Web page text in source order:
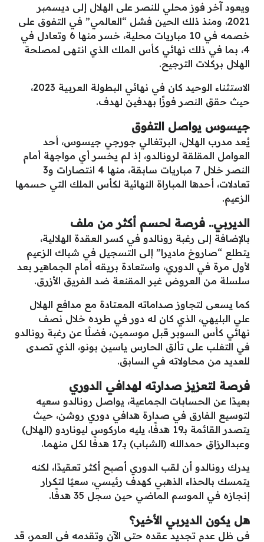
ويعود آخر فوز محلي للنصر على الهلال إلى ديسمبر
2021، ومنذ ذلك الحين فشل “العالمي” في التفوق على
خصمه في 10 مباريات محلية، خسر منها 6 وتعادل في
4، بما في ذلك نهائي كأس الملك الذي انتهى لمصلحة
الهلال بركلات الترجيح.
الاستثناء الوحيد كان في نهائي البطولة العربية 2023،
حيث حقق النصر فوزًا بهدفين لهدف.
جيسوس يواصل التفوق
يُعد مدرب الهلال، البرتغالي جورجي جيسوس، أحد
العوامل المقلقة لرونالدو، إذ لم يخسر أي مواجهة أمام
النصر خلال 7 مباريات سابقة، منها 4 انتصارات و3
تعادلات، أحدها المباراة النهائية لكأس الملك التي حسمها
الزعيم.
الديربي.. فرصة لحسم أكثر من ملف
بالإضافة إلى رغبة رونالدو في كسر العقدة الهلالية،
يتطلع “صاروخ ماديرا” إلى التسجيل في شباك الزعيم
لأول مرة في الدوري، واستعادة بريقه أمام الجماهير بعد
سلسلة من العروض غير المقنعة ضد الفريق الأزرق.
كما يسعى لتجاوز صداماته المعتادة مع مدافع الهلال
علي البليهي، الذي كان له دور في طرده خلال نصف
نهائي كأس السوبر قبل موسمين، فضلًا عن رغبة رونالدو
في التغلب على تألق الحارس ياسين بونو، الذي تصدى
للعديد من محاولاته في السابق.
فرصة لتعزيز صدارته لهدافي الدوري
بعيدًا عن الحسابات الجماعية، يواصل رونالدو سعيه
لتوسيع الفارق في صدارة هدافي دوري روشن، حيث
يتصدر القائمة بـ19 هدفًا، يليه ماركوس ليوناردو (الهلال)
وعبدالرزاق حمدالله (الشباب) بـ17 هدفًا لكل منهما.
يدرك رونالدو أن لقب الدوري أصبح أكثر تعقيدًا، لكنه
يتمسك بالحذاء الذهبي كهدف رئيسي، سعيًا لتكرار
إنجازه في الموسم الماضي حين سجل 35 هدفًا.
هل يكون الديربي الأخير؟
في ظل عدم تجديد عقده حتى الآن وتقدمه في العمر، قد